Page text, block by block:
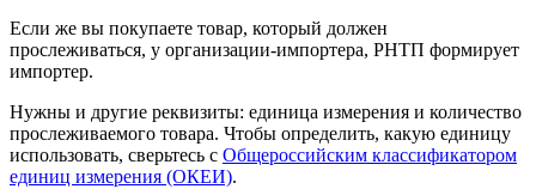
Если же вы покупаете товар, который должен
прослеживаться, у организации-импортера, РНТП формирует
импортер.
Нужны и другие реквизиты: единица измерения и количество
прослеживаемого товара. Чтобы определить, какую единицу
использовать, сверьтесь с Общероссийским классификатором
единиц измерения (ОКЕИ).